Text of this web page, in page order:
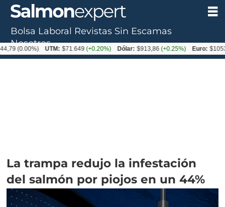
La trampa redujo la infestación
del salmón por piojos en un 44%
Bolsa Laboral Revistas Sin Escamas
Nosotros
UTM: $71.649(+0.20%) Dólar: $913,86(+0.25%) Euro: $1053,08(-